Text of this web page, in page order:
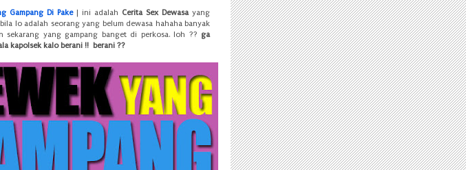
Gampang Di Pake| ini adalah Cerita Sex Dewasayang
lo adalah seorang yang belum dewasa hahaha banyak
sekarang yang gampang banget di perkosa. loh ?? ga
kapolsek kalo berani !! berani ??